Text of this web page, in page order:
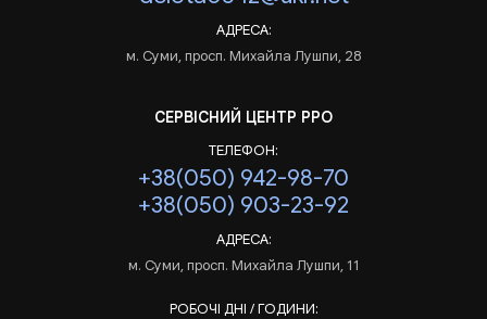
АДРЕСА:
м. Суми, просп. Михайла Лушпи, 28
СЕРВІСНИЙ ЦЕНТР РРО
ТЕЛЕФОН:
+38(050) 942-98-70
+38(050) 903-23-92
АДРЕСА:
м. Суми, просп. Михайла Лушпи, 11
РОБОЧІ ДНІ / ГОДИНИ: